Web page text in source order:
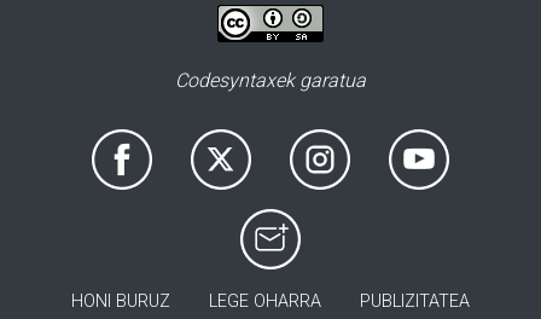
Codesyntaxek garatua
HONI BURUZ LEGE OHARRA PUBLIZITATEA